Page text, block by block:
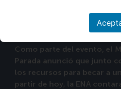
lograron titular gracias al
Como parte del evento, el
Parada anunció que junto
los recursos para becar a
partir de hoy, la ENA